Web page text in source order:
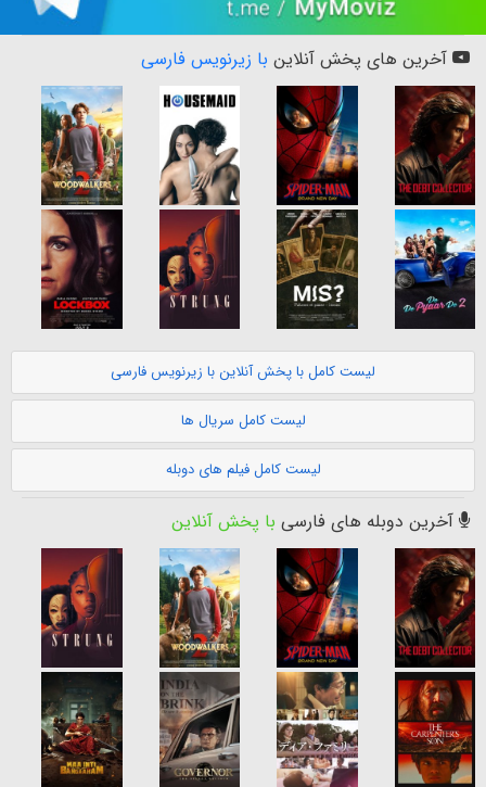
آخرین های پخش آنلاین با زیرنویس فارسی
لیست کامل با پخش آنلاین با زیرنویس فارسی
لیست کامل سریال ها
لیست کامل فیلم های دوبله
آخرین دوبله های فارسی با پخش آنلاین